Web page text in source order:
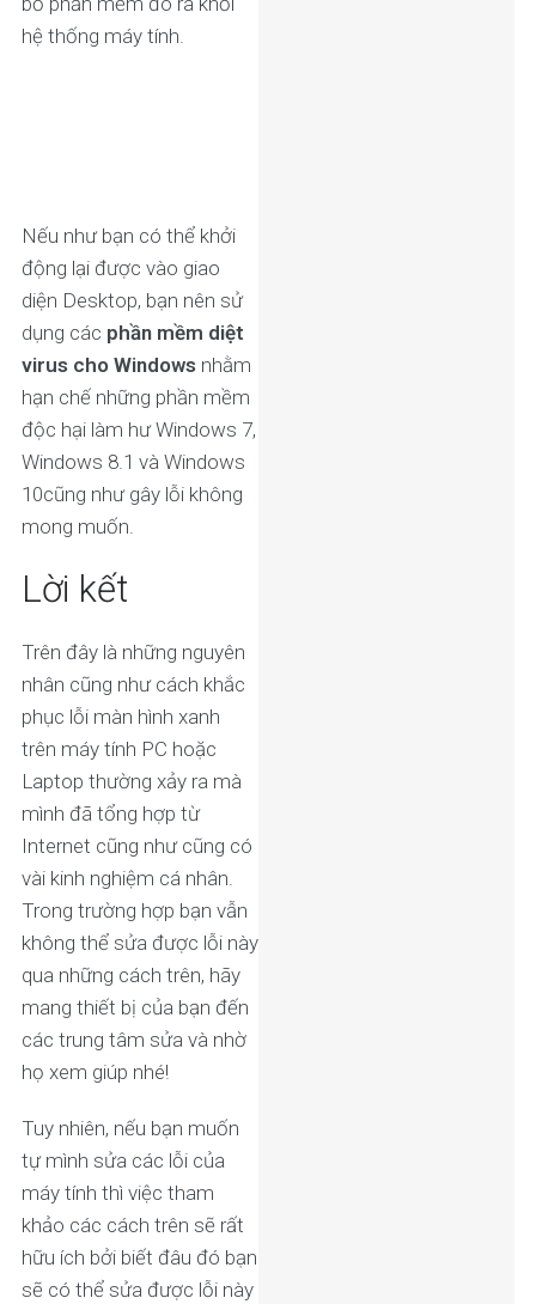
hệ thống máy tính.
Nếu như bạn có thể khởi
động lại được vào giao
diện Desktop, bạn nên sử
dụng các phần mềm diệt
virus cho Windowsnhằm
hạn chế những phần mềm
độc hại làm hư Windows 7,
Windows 8.1 và Windows
10cũng như gây lỗi không
mong muốn.
Lời kết
Trên đây là những nguyên
nhân cũng như cách khắc
phục lỗi màn hình xanh
trên máy tính PC hoặc
Laptop thường xảy ra mà
mình đã tổng hợp từ
Internet cũng như cũng có
vài kinh nghiệm cá nhân.
Trong trường hợp bạn vẫn
không thể sửa được lỗi này
qua những cách trên, hãy
mang thiết bị của bạn đến
các trung tâm sửa và nhờ
họ xem giúp nhé!
Tuy nhiên, nếu bạn muốn
tự mình sửa các lỗi của
máy tính thì việc tham
khảo các cách trên sẽ rất
hữu ích bởi biết đâu đó bạn
sẽ có thể sửa được lỗi này